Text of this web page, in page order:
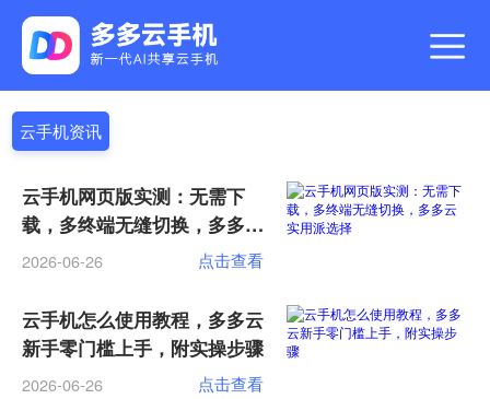
云手机资讯
云手机网页版实测：无需下
载，多终端无缝切换，多多云
实用派选择
2026-06-26 点击查看
云手机怎么使用教程，多多云
新手零门槛上手，附实操步骤
2026-06-26 点击查看